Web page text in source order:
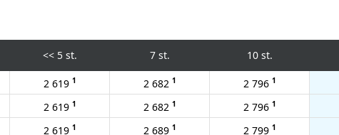
<<5 st. 7 st. 10 st.
2 619 1 2 682 1 2 796 1
2 619 1 2 682 1 2 796 1
2 619 1 2 689 1 2 799 1